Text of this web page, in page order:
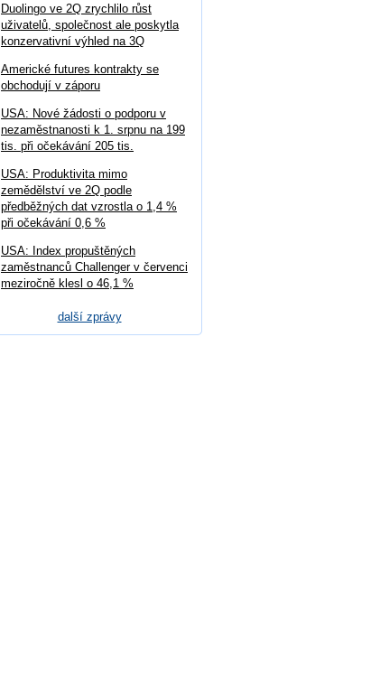
Duolingo ve 2Q zrychlilo růst
uživatelů, společnost ale poskytla
konzervativní výhled na 3Q
Americké futures kontrakty se
obchodují v záporu
USA: Nové žádosti o podporu v
nezaměstnanosti k 1. srpnu na 199
tis. při očekávání 205 tis.
USA: Produktivita mimo
zemědělství ve 2Q podle
předběžných dat vzrostla o 1,4 %
při očekávání 0,6 %
USA: Index propuštěných
zaměstnanců Challenger v červenci
meziročně klesl o 46,1 %
další zprávy